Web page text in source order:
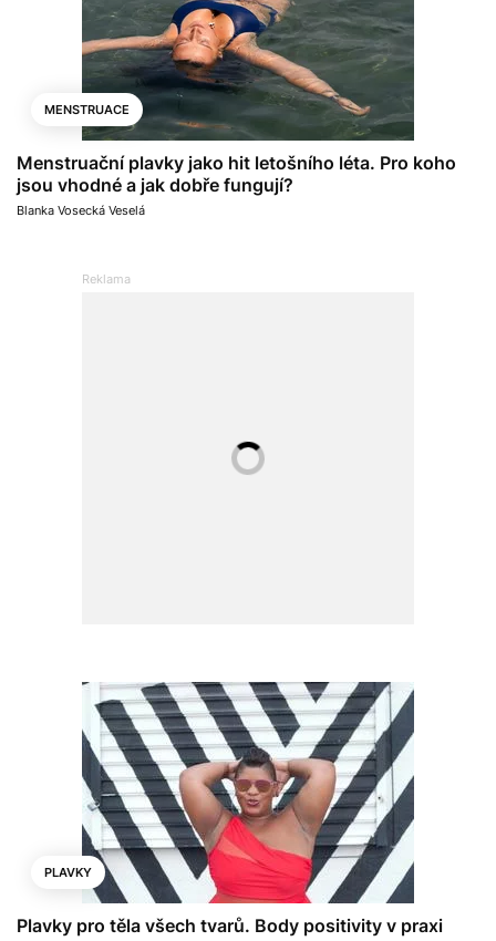
MENSTRUACE
Menstruační plavky jako hit letošního léta. Pro koho
jsou vhodné a jak dobře fungují?
Blanka Vosecká Veselá
PLAVKY
Plavky pro těla všech tvarů. Body positivity v praxi